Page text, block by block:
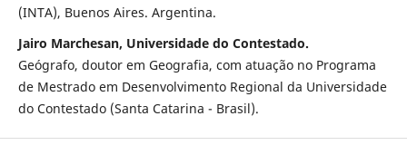
(INTA), Buenos Aires. Argentina.
Jairo Marchesan, Universidade do Contestado.
Geógrafo, doutor em Geografia, com atuação no Programa
de Mestrado em Desenvolvimento Regional da Universidade
do Contestado (Santa Catarina - Brasil).